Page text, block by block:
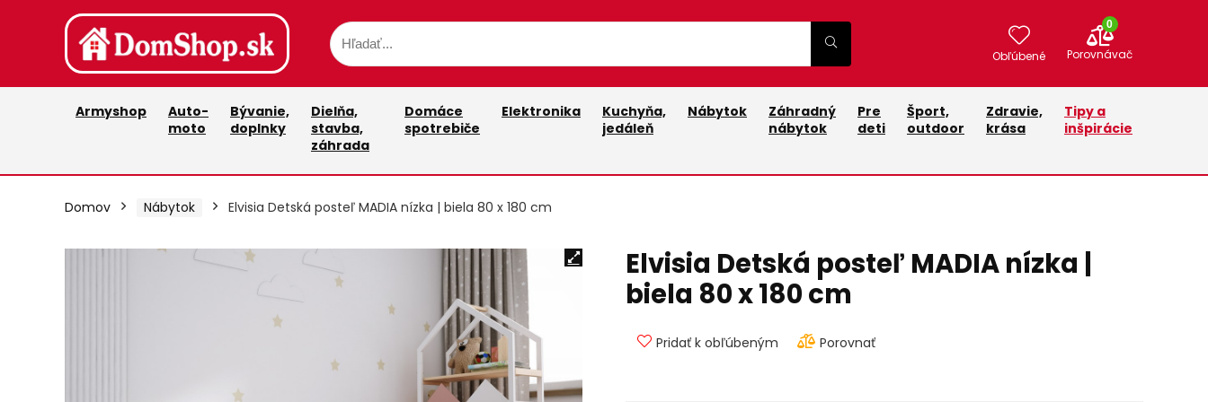
Obľúbené
0
Porovnávač
Armyshop
Auto-
moto
Bývanie,
doplnky
Dielňa,
stavba,
záhrada
Domáce
spotrebiče
Elektronika
Kuchyňa,
jedáleň
Nábytok
Záhradný
nábytok
Pre
deti
Šport,
outdoor
Zdravie,
krása
Tipy a
inšpirácie
Domov Nábytok Elvisia Detská posteľ MADIA nízka | biela 80 x 180 cm
Elvisia Detská posteľ MADIA nízka |
biela 80 x 180 cm
Pridať k obľúbeným Porovnať